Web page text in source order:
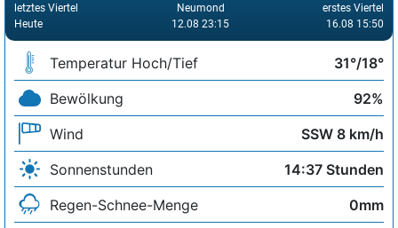
letztes Viertel
Heute
Neumond
12.08 23:15
erstes Viertel
16.08 15:50
Temperatur Hoch/Tief
31°/18°
Bewölkung
92%
Wind
SSW 8 km/h
Sonnenstunden
14:37 Stunden
Regen-Schnee-Menge
0mm